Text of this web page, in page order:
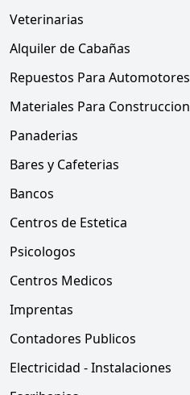
Veterinarias
Alquiler de Cabañas
Repuestos Para Automotores
Materiales Para Construccion
Panaderias
Bares y Cafeterias
Bancos
Centros de Estetica
Psicologos
Centros Medicos
Imprentas
Contadores Publicos
Electricidad - Instalaciones